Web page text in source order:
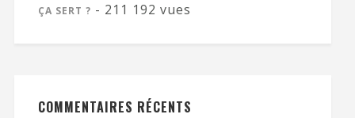
ÇA SERT ? - 211 192 vues
COMMENTAIRES RÉCENTS